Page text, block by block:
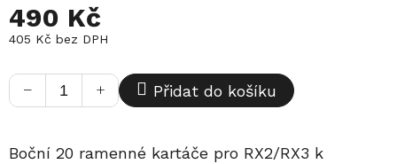
490 Kč
405 Kč bez DPH
cena:
+
− Přidat do košíku
Boční 20 ramenné kartáče pro RX2/RX3 k